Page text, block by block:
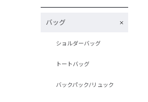
バッグ
ショルダーバッグ
トートバッグ
バックパック/リュック